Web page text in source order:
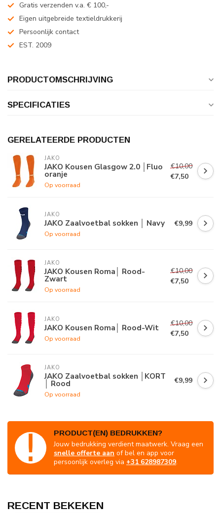
Gratis verzenden v.a. € 100,-
Eigen uitgebreide textieldrukkerij
Persoonlijk contact
EST. 2009
PRODUCTOMSCHRIJVING
SPECIFICATIES
GERELATEERDE PRODUCTEN
JAKO
JAKO Kousen Glasgow 2.0 │Fluo
oranje
Op voorraad
€10,00
€7,50
JAKO
JAKO Zaalvoetbal sokken │ Navy
Op voorraad
€9,99
JAKO
JAKO Kousen Roma│ Rood-
Zwart
Op voorraad
€10,00
€7,50
JAKO
JAKO Kousen Roma│ Rood-Wit
Op voorraad
€10,00
€7,50
JAKO
JAKO Zaalvoetbal sokken │KORT
│ Rood
Op voorraad
€9,99
PRODUCT(EN) BEDRUKKEN?
Jouw bedrukking verdient maatwerk. Vraag een
snelle offerte aan of bel en app voor
persoonlijk overleg via +31 628987309.
RECENT BEKEKEN